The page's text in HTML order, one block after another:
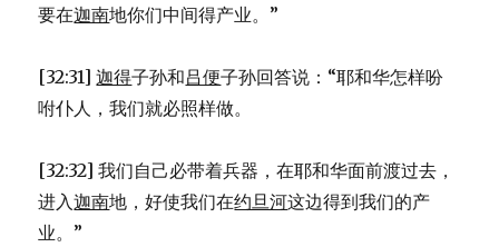
要在迦南地你们中间得产业。”
[32:31]迦得子孙和吕便子孙回答说：“耶和华怎样吩
咐仆人，我们就必照样做。
[32:32] 我们自己必带着兵器，在耶和华面前渡过去，
进入迦南地，好使我们在约旦河这边得到我们的产
业。”